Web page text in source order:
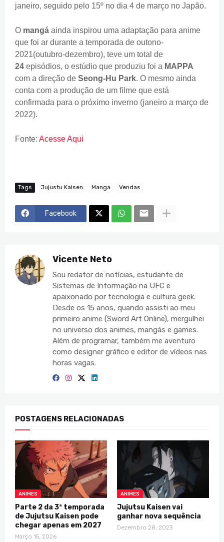
janeiro, seguido pelo 15º no dia 4 de março no Japão.
O mangá ainda inspirou uma adaptação para anime
que foi ar durante a temporada de outono-
2021(outubro-dezembro), teve um total de
24 episódios, o estúdio que produziu foi a MAPPA
com a direção de Seong-Hu Park. O mesmo ainda
conta com a produção de um filme que está
confirmada para o próximo inverno (janeiro a março de
2022).
Fonte: Acesse Aqui
Tags Jujustu Kaisen Manga Vendas
Facebook
Vicente Neto
Sou redator de notícias, estudante de
Sistemas de Informação na UFC e
apaixonado por tecnologia e cultura geek.
Desde os 15 anos, quando assisti ao meu
primeiro anime (Sword Art Online), mergulhei
no universo dos animes, mangás e games.
Além de programar, também me aventuro
como designer gráfico e editor de vídeos nas
horas vagas.
POSTAGENS RELACIONADAS
ANIMES
Parte 2 da 3ª temporada
de Jujutsu Kaisen pode
chegar apenas em 2027
Março 15, 2026
ANIMES
Jujutsu Kaisen vai
ganhar nova sequência
Dezembro 28, 2023